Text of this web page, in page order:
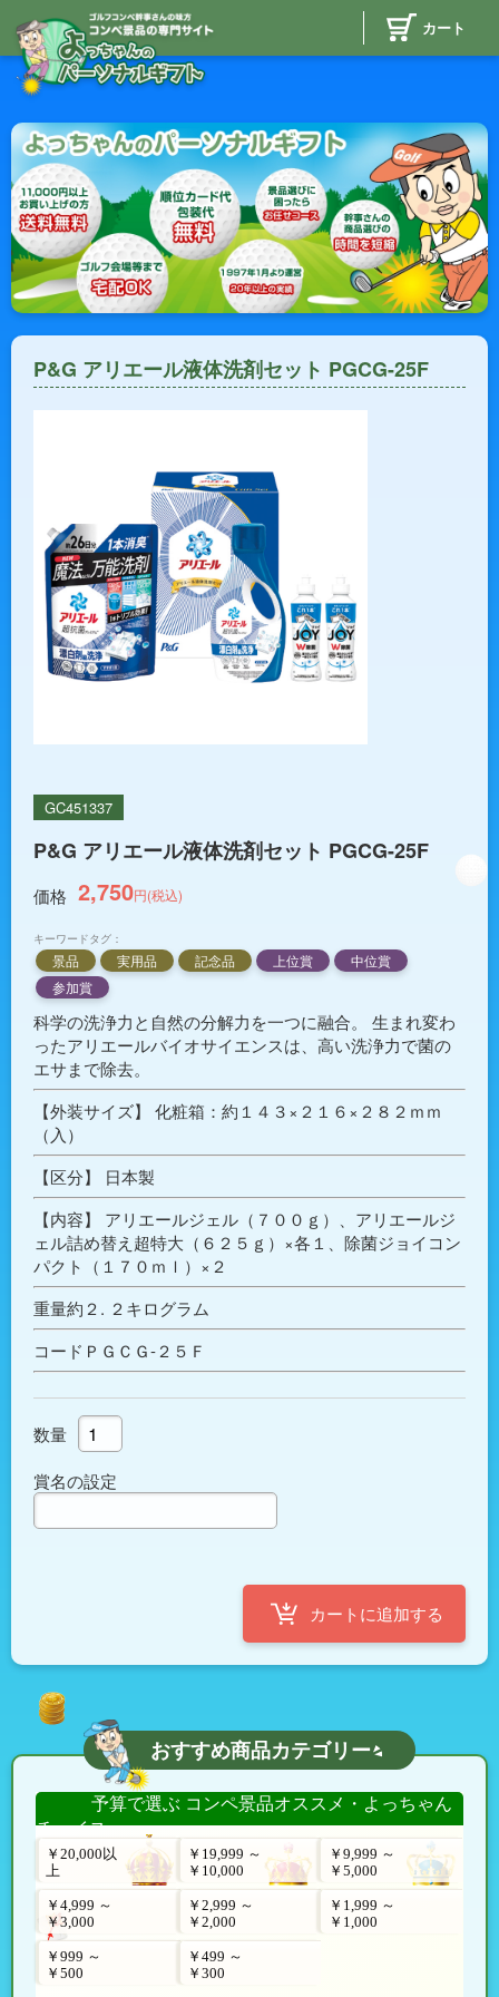
カート
P&G アリエール液体洗剤セット PGCG-25F
GC451337
P&G アリエール液体洗剤セット PGCG-25F
価格 2,750円(税込)
キーワードタグ：
景品 実用品 記念品 上位賞
中位賞
参加賞
科学の洗浄力と自然の分解力を一つに融合。 生まれ変わ
ったアリエールバイオサイエンスは、高い洗浄力で菌の
エサまで除去。
【外装サイズ】 化粧箱：約１４３×２１６×２８２ｍｍ
（入）
【区分】 日本製
【内容】 アリエールジェル（７００ｇ）、アリエールジ
ェル詰め替え超特大（６２５ｇ）×各１、除菌ジョイコン
パクト（１７０ｍｌ）×２
重量約２. ２キログラム
コードＰＧＣＧ-２５Ｆ
数量
賞名の設定
おすすめ商品カテゴリー
予算で選ぶ コンペ景品オススメ・よっちゃん
チョイス
￥20,000以
上
￥19,999 ～
￥10,000
￥9,999 ～
￥5,000
￥4,999 ～
￥3,000
￥2,999 ～
￥2,000
￥1,999 ～
￥1,000
￥999 ～
￥500
￥499 ～
￥300